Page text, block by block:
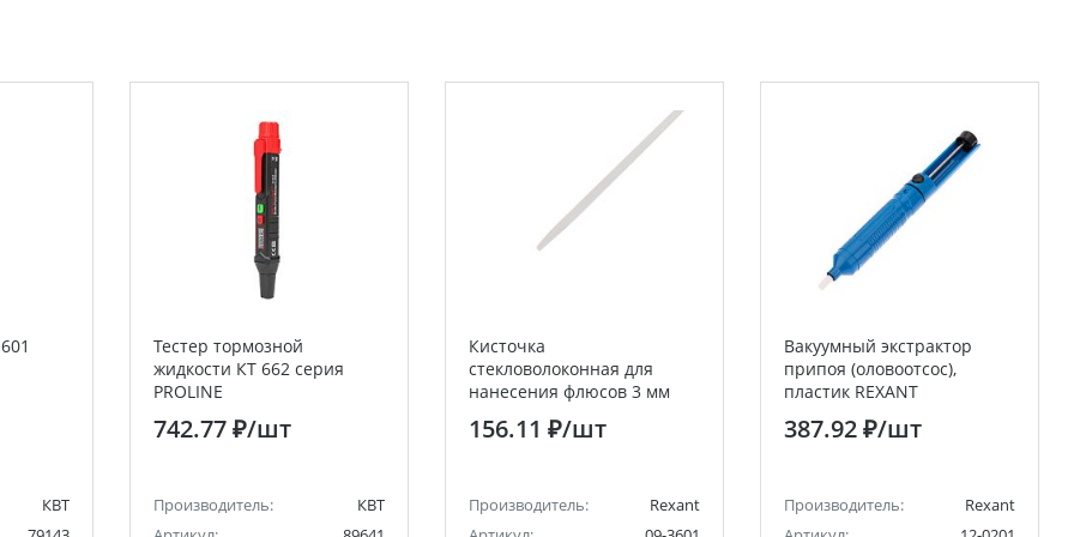
КВТ
Тестер тормозной
жидкости КТ 662 серия
PROLINE
742.77 ₽/шт
Производитель:
КВТ
Кисточка
стекловолоконная для
нанесения флюсов 3 мм
156.11 ₽/шт
Производитель:
Rexant
Вакуумный экстрактор
припоя (оловоотсос),
пластик REXANT
387.92 ₽/шт
Производитель:
Rexant